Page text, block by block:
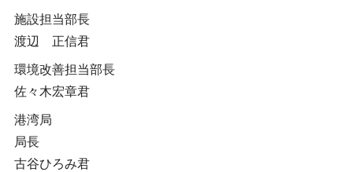
施設担当部長
渡辺 正信君
環境改善担当部長
佐々木宏章君
港湾局
局長
古谷ひろみ君